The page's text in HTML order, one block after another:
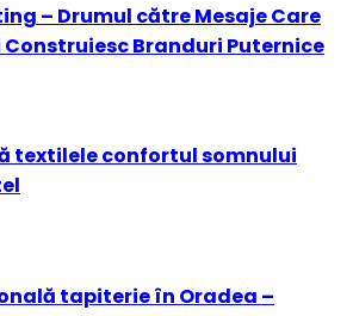
– Drumul către Mesaje Care
Branduri Puternice
textilele confortul somnului
tapiterie în Oradea –